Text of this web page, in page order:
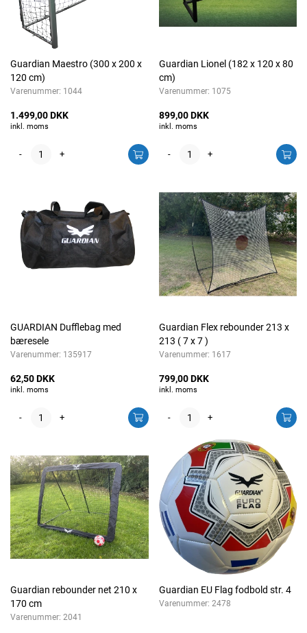
Guardian Maestro (300 x 200 x
120 cm)
Varenummer: 1044
1.499,00 DKK
inkl. moms
- +
Guardian Lionel (182 x 120 x 80
cm)
Varenummer: 1075
899,00 DKK
inkl. moms
- +
GUARDIAN Dufflebag med
bæresele
Varenummer: 135917
62,50 DKK
inkl. moms
- +
Guardian Flex rebounder 213 x
213 ( 7 x 7 )
Varenummer: 1617
799,00 DKK
inkl. moms
- +
Guardian rebounder net 210 x
170 cm
Varenummer: 2041
Guardian EU Flag fodbold str. 4
Varenummer: 2478